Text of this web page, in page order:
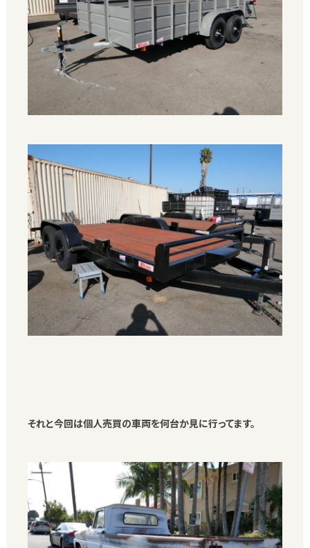
それと今回は個人売買の車両を何台か見に行ってます。